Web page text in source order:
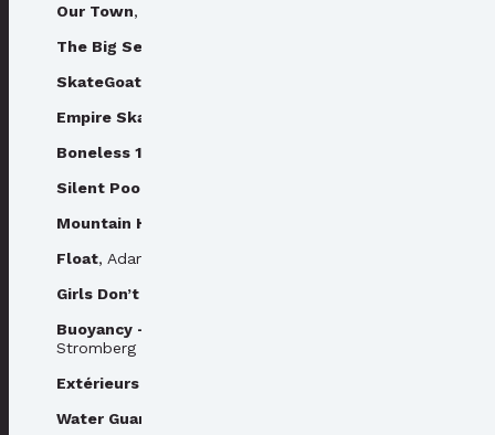
Our Town, Lounseny Soumah
The Big Sea
SkateGoat, Van Alpert
Empire Skate
Boneless 180
Silent Pool
Mountain High Valley Low
Float, Adam Warmington
Girls Don’t Cry in the Dark
Buoyancy - A Surf Story from Taiwan
Stromberg
Extérieurs bruts
Water Guardians